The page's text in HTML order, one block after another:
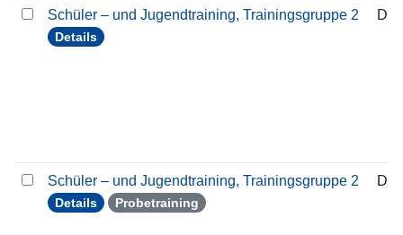
Schüler – und Jugendtraining, Trainingsgruppe 2
Details
Schüler – und Jugendtraining, Trainingsgruppe 2
Details Probetraining